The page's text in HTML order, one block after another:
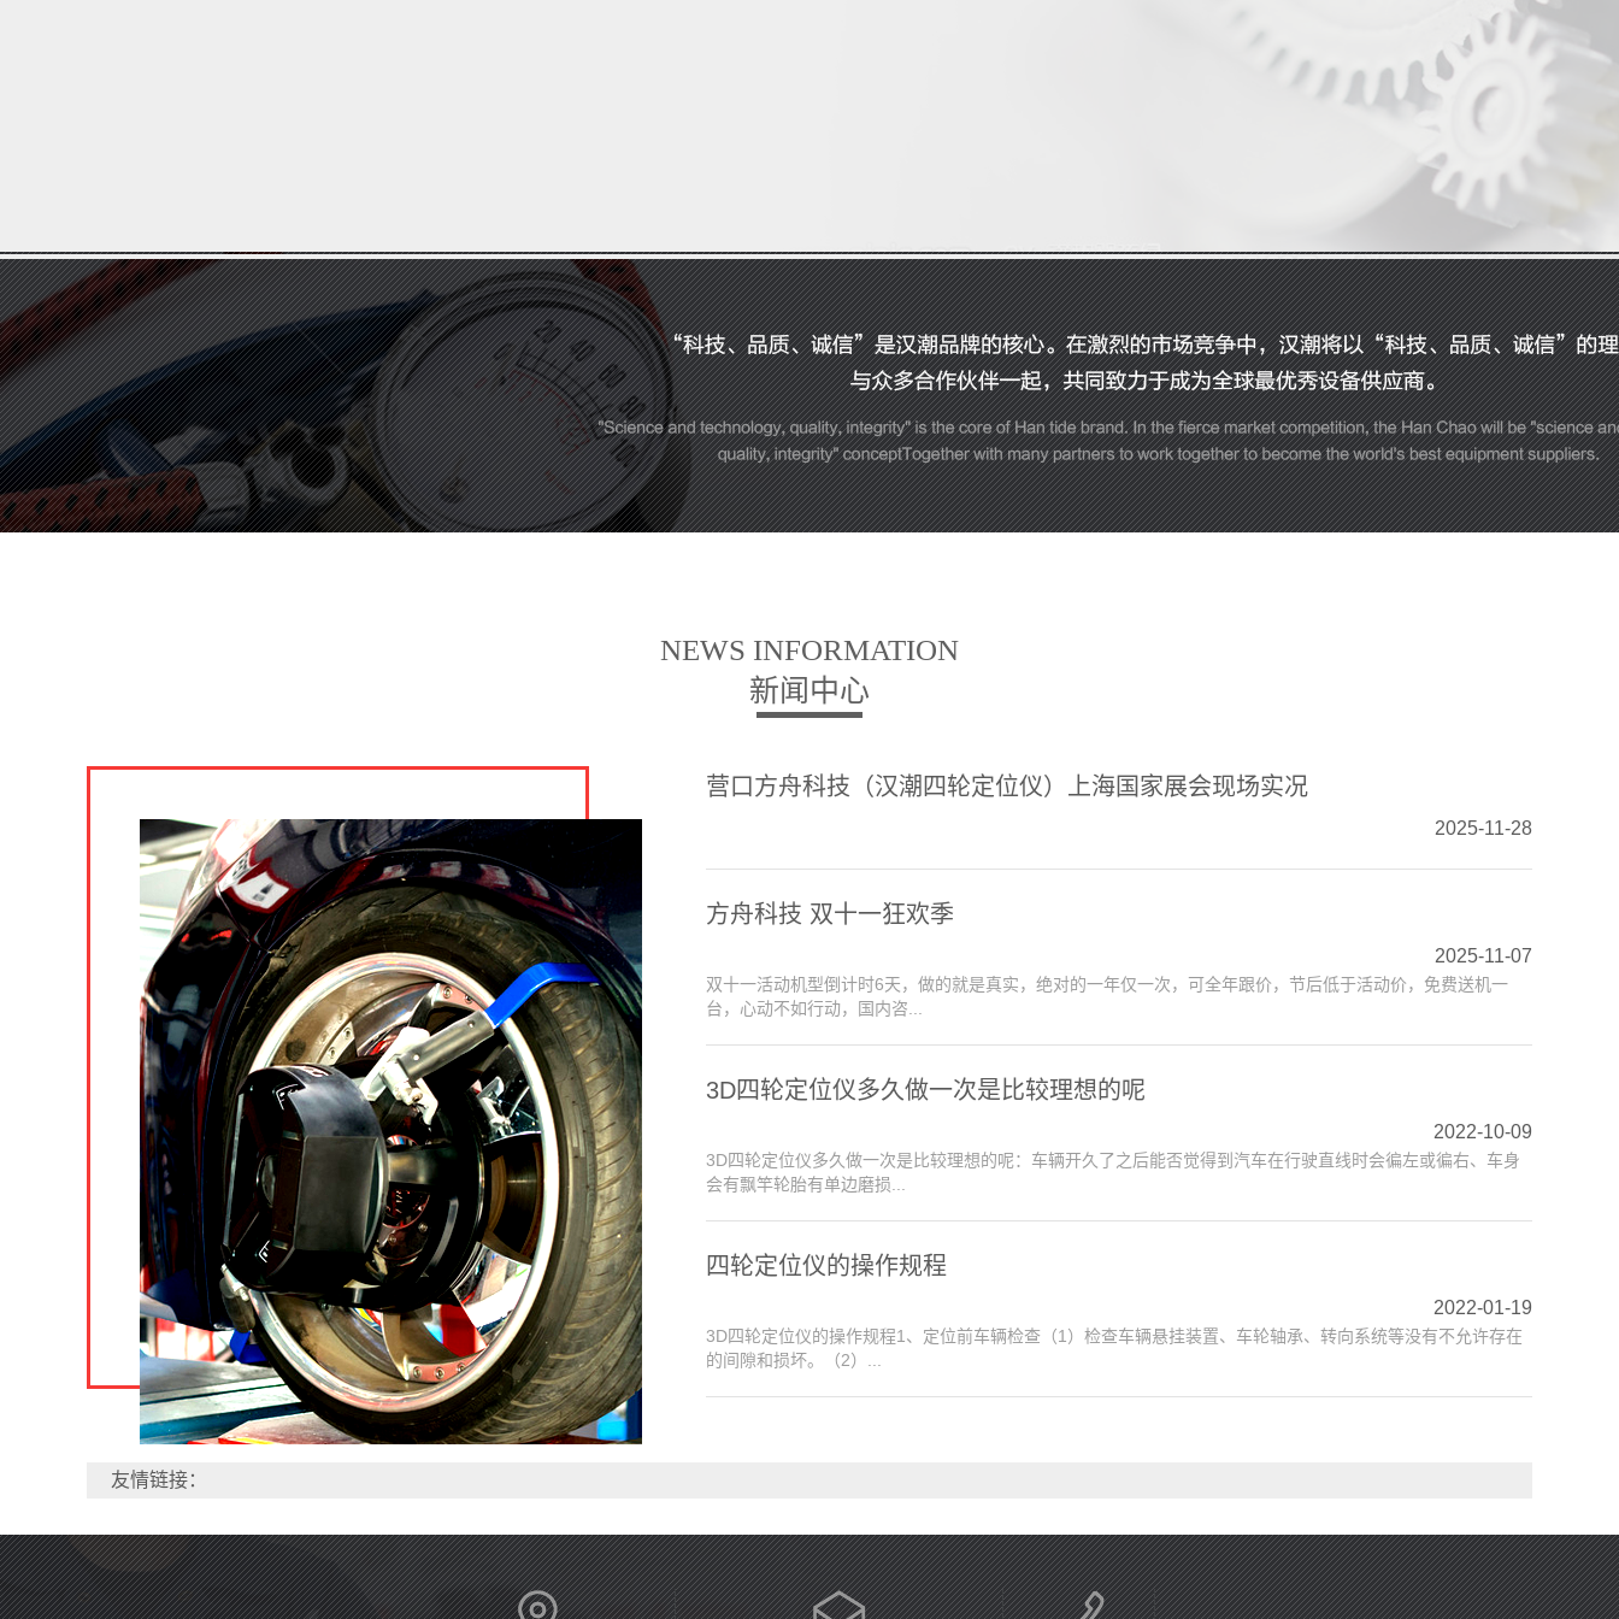
NEWS INFORMATION
新闻中心
营口方舟科技（汉潮四轮定位仪）上海国家展会现场实况
2025-11-28
方舟科技 双十一狂欢季
2025-11-07
双十一活动机型倒计时6天，做的就是真实，绝对的一年仅一次，可全年跟价，节后低于活动价，免费送机一
台，心动不如行动，国内咨...
3D四轮定位仪多久做一次是比较理想的呢
2022-10-09
3D四轮定位仪多久做一次是比较理想的呢：车辆开久了之后能否觉得到汽车在行驶直线时会徧左或徧右、车身
会有飘竿轮胎有单边磨损...
四轮定位仪的操作规程
2022-01-19
3D四轮定位仪的操作规程1、定位前车辆检查（1）检查车辆悬挂装置、车轮轴承、转向系统等没有不允许存在
的间隙和损坏。（2）...
友情链接：